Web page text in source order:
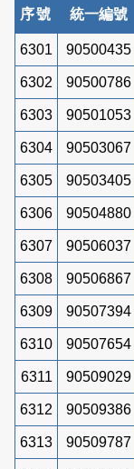
序號 統一編號
6301 90500435
6302 90500786
6303 90501053
6304 90503067
6305 90503405
6306 90504880
6307 90506037
6308 90506867
6309 90507394
6310 90507654
6311 90509029
6312 90509386
6313 90509787